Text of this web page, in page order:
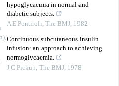
,
hypoglycaemia in normal and
diabetic subjects.
A E Pontiroli, The BMJ, 1982
Continuous subcutaneous insulin
infusion: an approach to achieving
normoglycaemia.
J C Pickup, The BMJ, 1978